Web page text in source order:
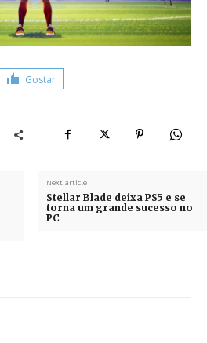
Gostar
Next article
Stellar Blade deixa PS5 e se
torna um grande sucesso no
PC